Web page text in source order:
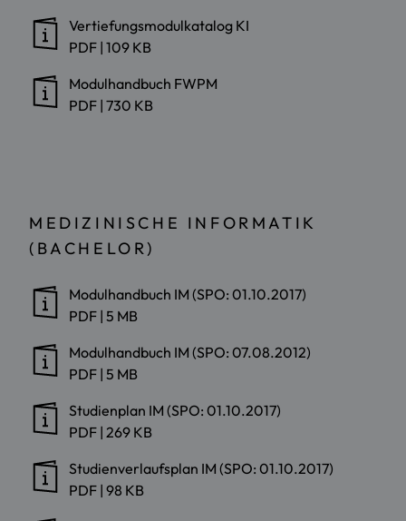
Vertiefungsmodulkatalog KI
PDF | 109 KB
Modulhandbuch FWPM
PDF | 730 KB
MEDIZINISCHE INFORMATIK
(BACHELOR)
Modulhandbuch IM (SPO: 01.10.2017)
PDF | 5 MB
Modulhandbuch IM (SPO: 07.08.2012)
PDF | 5 MB
Studienplan IM (SPO: 01.10.2017)
PDF | 269 KB
Studienverlaufsplan IM (SPO: 01.10.2017)
PDF | 98 KB